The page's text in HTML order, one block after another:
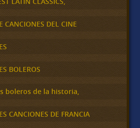
CANCIONES DEL CINE
BOLEROS
boleros de la historia,
CANCIONES DE FRANCIA